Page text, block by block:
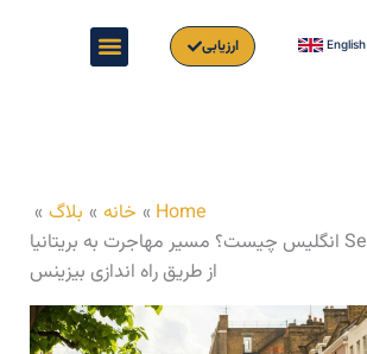
English ارزیابی
Home خانه
بلاگ
Self Sponsorship انگلیس چیست؟ مسیر مهاجرت به بریتانیا
از طریق راه اندازی بیزینس